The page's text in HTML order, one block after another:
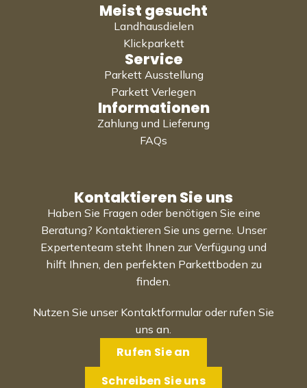
Meist gesucht
Landhausdielen
Klickparkett
Service
Parkett Ausstellung
Parkett Verlegen
Informationen
Zahlung und Lieferung
FAQs
Kontaktieren Sie uns
Haben Sie Fragen oder benötigen Sie eine
Beratung? Kontaktieren Sie uns gerne. Unser
Expertenteam steht Ihnen zur Verfügung und
hilft Ihnen, den perfekten Parkettboden zu
finden.
Nutzen Sie unser Kontaktformular oder rufen Sie
uns an.
Rufen Sie an
Schreiben Sie uns